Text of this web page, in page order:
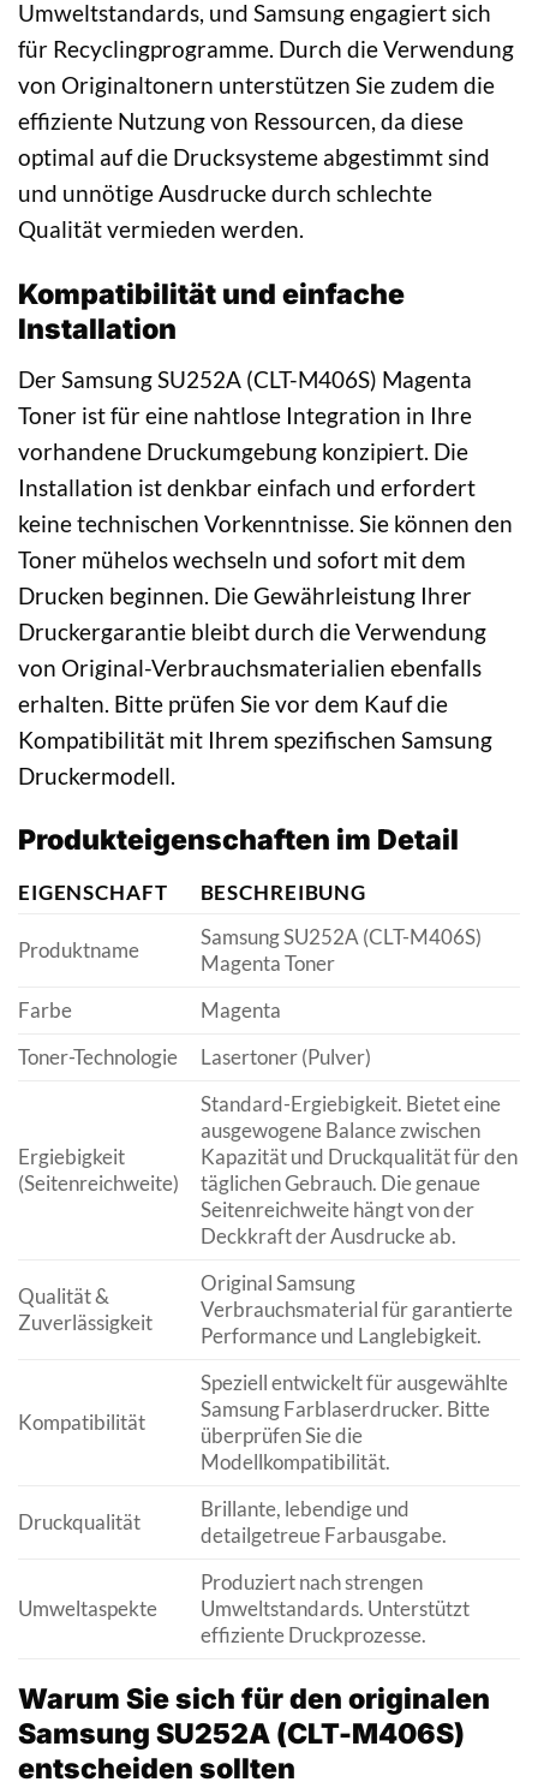
Umweltstandards, und Samsung engagiert sich
für Recyclingprogramme. Durch die Verwendung
von Originaltonern unterstützen Sie zudem die
effiziente Nutzung von Ressourcen, da diese
optimal auf die Drucksysteme abgestimmt sind
und unnötige Ausdrucke durch schlechte
Qualität vermieden werden.
Kompatibilität und einfache
Installation
Der Samsung SU252A (CLT-M406S) Magenta
Toner ist für eine nahtlose Integration in Ihre
vorhandene Druckumgebung konzipiert. Die
Installation ist denkbar einfach und erfordert
keine technischen Vorkenntnisse. Sie können den
Toner mühelos wechseln und sofort mit dem
Drucken beginnen. Die Gewährleistung Ihrer
Druckergarantie bleibt durch die Verwendung
von Original-Verbrauchsmaterialien ebenfalls
erhalten. Bitte prüfen Sie vor dem Kauf die
Kompatibilität mit Ihrem spezifischen Samsung
Druckermodell.
Produkteigenschaften im Detail
EIGENSCHAFT BESCHREIBUNG
Produktname
Samsung SU252A (CLT-M406S)
Magenta Toner
Farbe
Magenta
Toner-Technologie
Lasertoner (Pulver)
Ergiebigkeit
(Seitenreichweite)
Standard-Ergiebigkeit. Bietet eine
ausgewogene Balance zwischen
Kapazität und Druckqualität für den
täglichen Gebrauch. Die genaue
Seitenreichweite hängt von der
Deckkraft der Ausdrucke ab.
Qualität &
Zuverlässigkeit
Original Samsung
Verbrauchsmaterial für garantierte
Performance und Langlebigkeit.
Kompatibilität
Speziell entwickelt für ausgewählte
Samsung Farblaserdrucker. Bitte
überprüfen Sie die
Modellkompatibilität.
Druckqualität
Brillante, lebendige und
detailgetreue Farbausgabe.
Umweltaspekte
Produziert nach strengen
Umweltstandards. Unterstützt
effiziente Druckprozesse.
Warum Sie sich für den originalen
Samsung SU252A (CLT-M406S)
entscheiden sollten